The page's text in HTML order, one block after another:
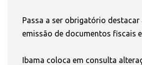
Passa a ser obrigatório destacar
emissão de documentos fiscais
Ibama coloca em consulta